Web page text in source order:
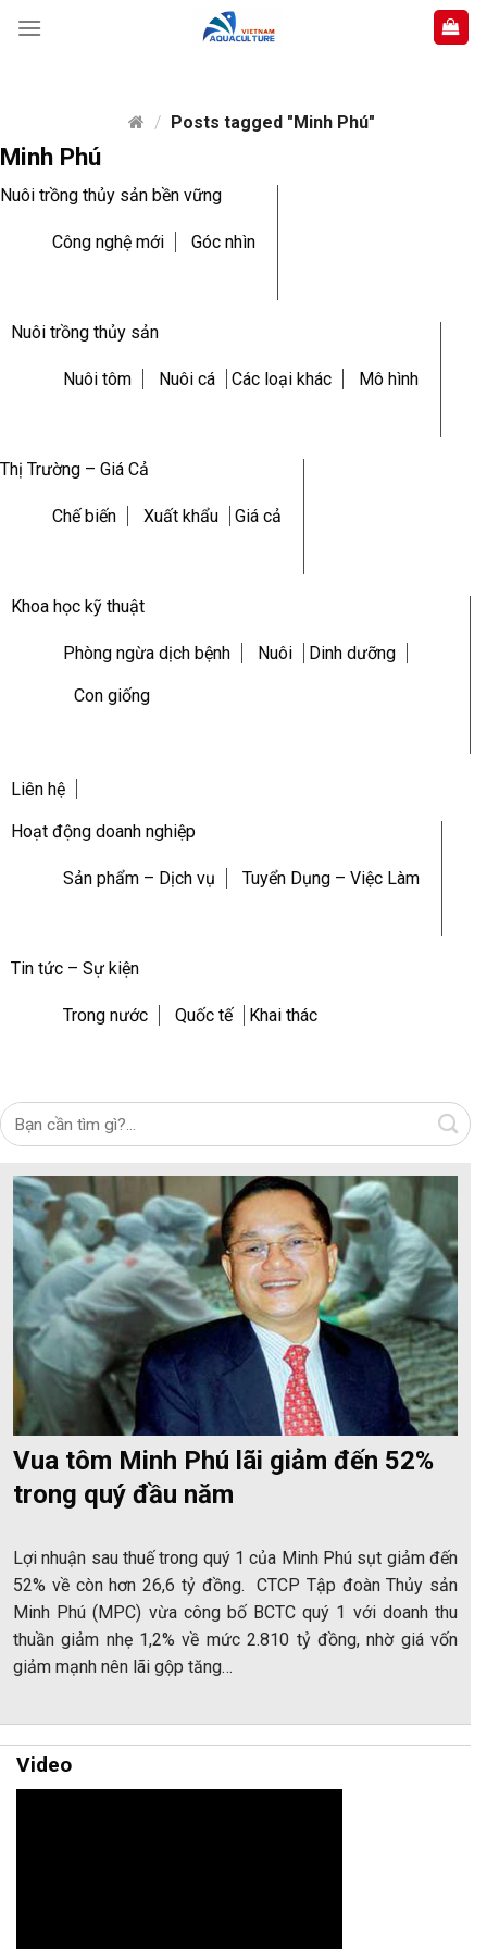
/ Posts tagged "Minh Phú"
Minh Phú
Nuôi trồng thủy sản bền vững
Công nghệ mới Góc nhìn
Nuôi trồng thủy sản
Nuôi tôm Nuôi cá Các loại khác Mô hình
Thị Trường – Giá Cả
Chế biến Xuất khẩu Giá cả
Khoa học kỹ thuật
Phòng ngừa dịch bệnh Nuôi Dinh dưỡng
Con giống
Liên hệ
Hoạt động doanh nghiệp
Sản phẩm – Dịch vụ Tuyển Dụng – Việc Làm
Tin tức – Sự kiện
Trong nước Quốc tế Khai thác
Vua tôm Minh Phú lãi giảm đến 52%
trong quý đầu năm
Lợi nhuận sau thuế trong quý 1 của Minh Phú sụt giảm đến
52% về còn hơn 26,6 tỷ đồng. CTCP Tập đoàn Thủy sản
Minh Phú (MPC) vừa công bố BCTC quý 1 với doanh thu
thuần giảm nhẹ 1,2% về mức 2.810 tỷ đồng, nhờ giá vốn
giảm mạnh nên lãi gộp tăng…
Video